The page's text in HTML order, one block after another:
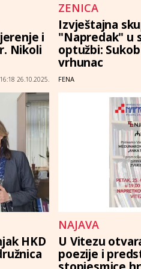
i
Nikoli
16:18 26.10.2025.
ZENICA
Izvještajna
"Napredak" u
optužbi:
vrhunac
FENA
HKD
NAJAVA
U Vitezu
poezije i